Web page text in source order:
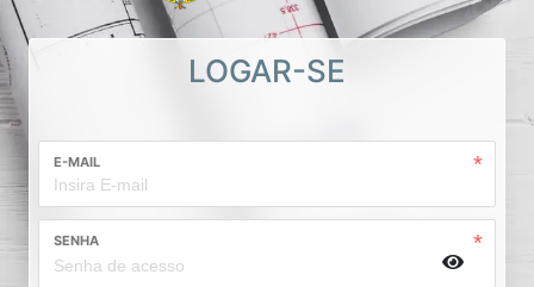
LOGAR-SE
E-MAIL
SENHA